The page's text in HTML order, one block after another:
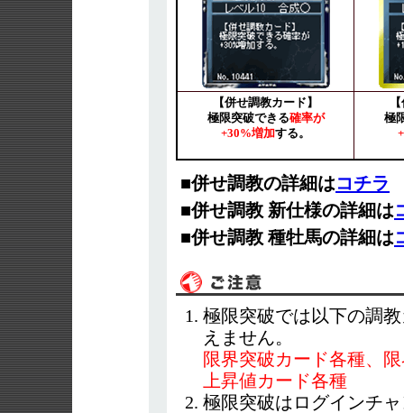
【併せ調教カード】
極限突破できる確率が
+30%増加する。
極
■併せ調教の詳細はコチラ
■併せ調教 新仕様の詳細は
■併せ調教 種牡馬の詳細は
極限突破では以下の調
えません。
限界突破カード各種、
上昇値カード各種
極限突破はログインチ